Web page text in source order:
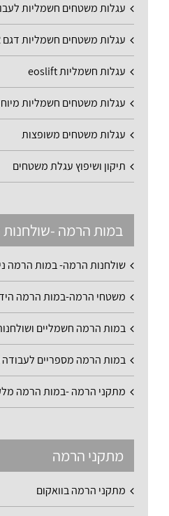
עגלות משטחים חשמליות
עגלות משטחים חשמליות דגם R
עגלות חשמליות eoslift
עגלות משטחים חשמליות
עגלות משטחים משופצות
תיקון ושיפוץ עגלת משטחים
במות הרמה -
שולחנות הרמה- במות הרמה
משטחי הרמה-במות הרמה
במות הרמה חשמליים
במות הרמה מספריים לעבודה
מתקני הרמה -במות הרמה
מתקני הרמה
מתקני הרמה בוואקום